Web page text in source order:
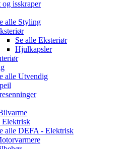
og isskraper
alle Styling
Se alle Eksteriør
Hjulkapsler
alle Utvendig
alle DEFA - Elektrisk